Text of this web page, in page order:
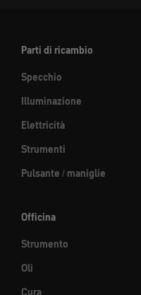
Parti di ricambio
Specchio
Illuminazione
Elettricità
Strumenti
Pulsante / maniglie
Officina
Strumento
Oli
Cura